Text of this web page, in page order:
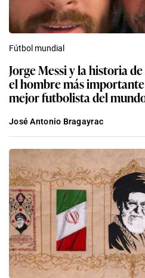
Fútbol mundial
Jorge Messi y la historia
el hombre más
mejor futbolista del
José Antonio Bragayrac